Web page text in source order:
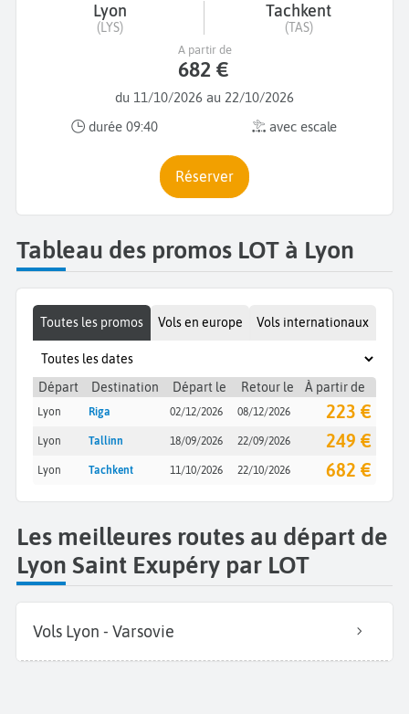
Lyon
(LYS)
Tachkent
(TAS)
du 11/10/2026 au 22/10/2026
durée 09:40
avec escale
A partir de
682 €
Réserver
Tableau des promos LOT à Lyon
Toutes les promos Vols en europe Vols internationaux
Départ Destination Départ le Retour le À partir de
Lyon Riga 02/12/2026 08/12/2026 223 €
Lyon Tallinn 18/09/2026 22/09/2026 249 €
Lyon Tachkent 11/10/2026 22/10/2026 682 €
Les meilleures routes au départ de
Lyon Saint Exupéry par LOT
Vols Lyon - Varsovie